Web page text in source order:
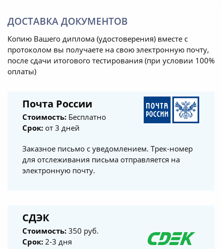
ДОСТАВКА ДОКУМЕНТОВ
Копию Вашего диплома (удостоверения) вместе с
протоколом вы получаете на свою электронную почту,
после сдачи итогового тестирования (при условии 100%
оплаты)
Почта России
Стоимость: Бесплатно
Срок: от 3 дней
Заказное письмо с уведомлением. Трек-номер
для отслеживания письма отправляется на
электронную почту.
СДЭК
Стоимость: 350 руб.
Срок: 2-3 дня